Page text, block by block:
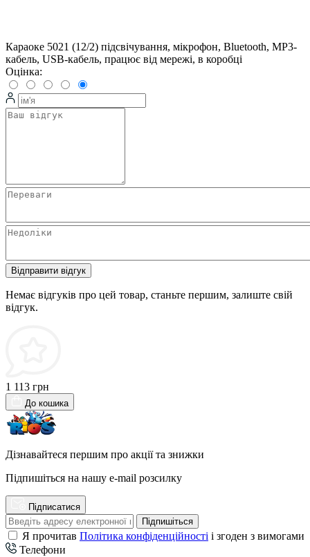
Караоке 5021 (12/2) підсвічування, мікрофон, Bluetooth, MP3-
кабель, USB-кабель, працює від мережі, в коробці
Оцінка:
Відправити відгук
Немає відгуків про цей товар, станьте першим, залиште свій
відгук.
1 113 грн
До кошика
Дізнавайтеся першим про акції та знижки
Підпишіться на нашу e-mail розсилку
Підписатися
Підпишіться
Я прочитав Політика конфіденційності і згоден з вимогами
Телефони